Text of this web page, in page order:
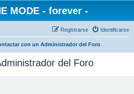
MODE - forever -
Identificarse
Registrarse
con un Administrador del Foro
del Foro